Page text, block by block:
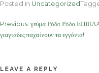
Posted in Uncategorized
Post
navigation
Previous: γεύμα Ρόδο Ρόδο
γιαγιάδες παχαίνουν τα εγγόνια!
LEAVE A REPLY